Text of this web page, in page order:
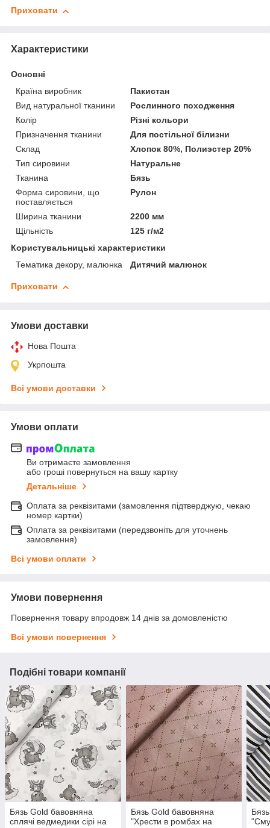
Приховати
Характеристики
Основні
Країна виробник
Пакистан
Вид натуральної тканини
Рослинного походження
Колір
Різні кольори
Призначення тканини
Для постільної білизни
Склад
Хлопок 80%, Полиэстер 20%
Тип сировини
Натуральне
Тканина
Бязь
Форма сировини, що
поставляється
Рулон
Ширина тканини
2200 мм
Щільність
125 г/м2
Користувальницькі характеристики
Тематика декору, малюнка
Дитячий малюнок
Приховати
Умови доставки
Нова Пошта
Укрпошта
Всі умови доставки
Умови оплати
Ви отримаєте замовлення
або гроші повернуться на вашу картку
Детальніше
Оплата за реквізитами (замовлення підтверджую, чекаю
номер картки)
Оплата за реквізитами (передзвоніть для уточнень
замовлення)
Всі умови оплати
Умови повернення
Повернення товару впродовж 14 днів за домовленістю
Всі умови повернення
Подібні товари компанії
Бязь Gold бавовняна
сплячі ведмедики сірі на
Бязь Gold бавовняна
"Хрести в ромбах на